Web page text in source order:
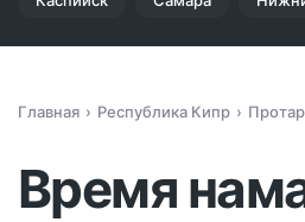
Главная Республика Кипр
Время